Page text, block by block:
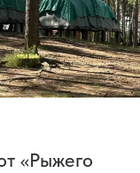
«Рыжего